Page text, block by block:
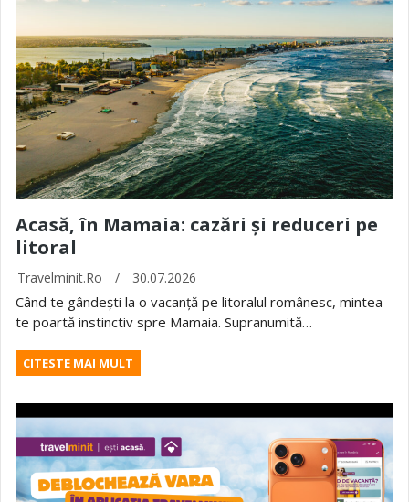
Acasă, în Mamaia: cazări și reduceri pe
litoral
Travelminit.ro / 30.07.2026
Când te gândești la o vacanță pe litoralul românesc, mintea
te poartă instinctiv spre Mamaia. Supranumită…
CITESTE MAI MULT